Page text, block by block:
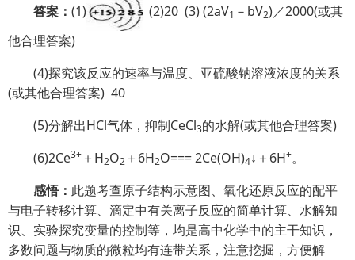
答案： (1) (2)20 (3) (2aV1 －bV2)／2000(或其
他合理答案)
(4)探究该反应的速率与温度、亚硫酸钠溶液浓度的关系
(或其他合理答案) 40
(5)分解出HCl气体，抑制CeCl3的水解(或其他合理答案)
(6)2Ce3+ ＋H2O2 ＋6H2O=== 2Ce(OH)4↓＋6H+。
感悟： 此题考查原子结构示意图、氧化还原反应的配平
与电子转移计算、滴定中有关离子反应的简单计算、水解知
识、实验探究变量的控制等，均是高中化学中的主干知识，
多数问题与物质的微粒均有连带关系，注意挖掘，方便解